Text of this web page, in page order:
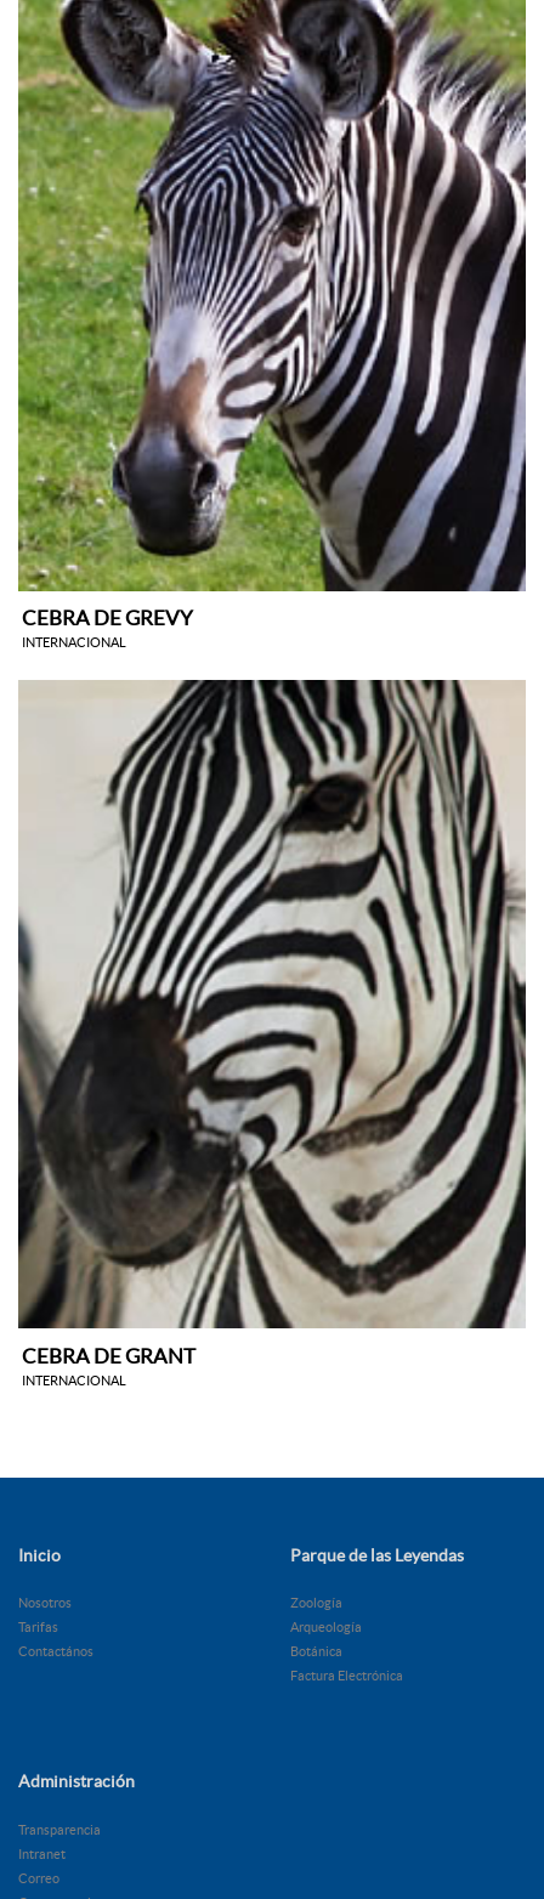
CEBRA DE GREVY
INTERNACIONAL
CEBRA DE GRANT
INTERNACIONAL
Inicio
Nosotros
Tarifas
Contactános
Parque de las Leyendas
Zoología
Arqueología
Botánica
Factura Electrónica
Administración
Transparencia
Intranet
Correo